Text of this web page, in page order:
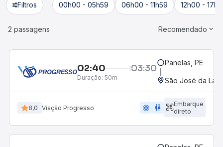
Filtros 00h00 - 05h59 06h00 - 11h59 12h00 -
2 passagens Recomendado
02:40 03:30
Duração: 50m
Panelas, PE
São José da
8,0 Viação Progresso ac_unit wc
Embarque
direto